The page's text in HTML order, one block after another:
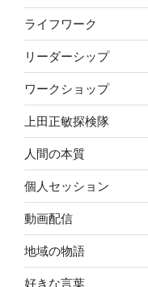
ライフワーク
リーダーシップ
ワークショップ
上田正敏探検隊
人間の本質
個人セッション
動画配信
地域の物語
好きな言葉